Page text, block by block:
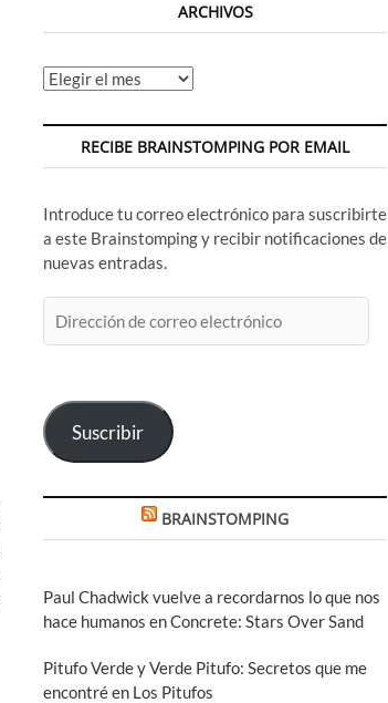
ARCHIVOS
Archivos
RECIBE BRAINSTOMPING POR EMAIL
Introduce tu correo electrónico para suscribirte
a este Brainstomping y recibir notificaciones de
nuevas entradas.
de
Suscribir
BRAINSTOMPING
Paul Chadwick vuelve a recordarnos lo que nos
hace humanos en Concrete: Stars Over Sand
Pitufo Verde y Verde Pitufo: Secretos que me
encontré en Los Pitufos